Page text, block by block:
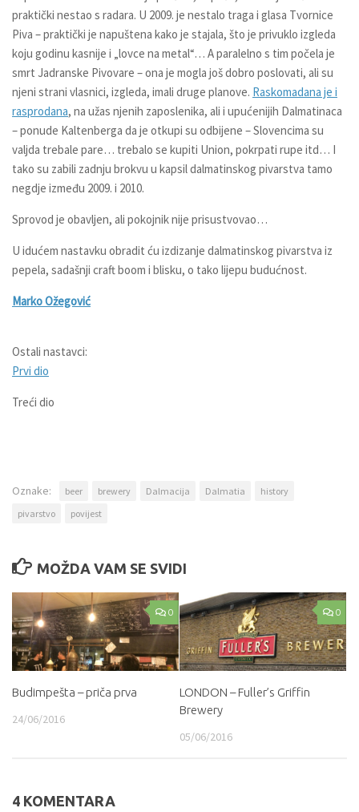
praktički nestao s radara. U 2009. je nestalo traga i glasa Tvornice
Piva – praktički je napuštena kako je stajala, što je privuklo izgleda
koju godinu kasnije i „lovce na metal“… A paralelno s tim počela je
smrt Jadranske Pivovare – ona je mogla još dobro poslovati, ali su
njeni strani vlasnici, izgleda, imali druge planove. Raskomadana je i
rasprodana, na užas njenih zaposlenika, ali i upućenijih Dalmatinaca
– ponude Kaltenberga da je otkupi su odbijene – Slovencima su
valjda trebale pare… trebalo se kupiti Union, pokrpati rupe itd… I
tako su zabili zadnju brokvu u kapsil dalmatinskog pivarstva tamo
negdje između 2009. i 2010.
Sprovod je obavljen, ali pokojnik nije prisustvovao…
U idućem nastavku obradit ću izdizanje dalmatinskog pivarstva iz
pepela, sadašnji craft boom i blisku, o tako lijepu budućnost.
Marko Ožegović
Ostali nastavci:
Prvi dio
Treći dio
Oznake: beer brewery Dalmacija Dalmatia
history
pivarstvo
povijest
MOŽDA VAM SE SVIDI
0
Budimpešta – priča prva
24/06/2016
0
LONDON – Fuller’s Griffin
Brewery
05/06/2016
4 KOMENTARA